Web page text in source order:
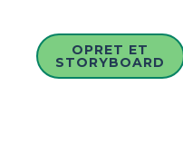
OPRET ET
STORYBOARD